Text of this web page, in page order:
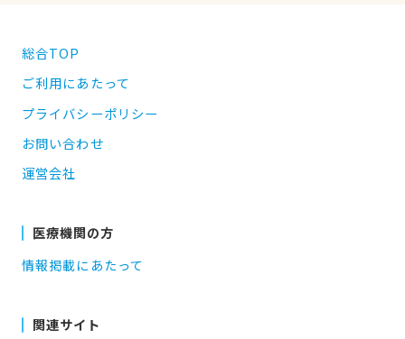
総合TOP
ご利用にあたって
プライバシーポリシー
お問い合わせ
運営会社
医療機関の方
情報掲載にあたって
関連サイト